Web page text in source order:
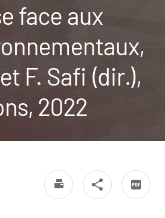
face aux
F. Safi (dir.),
2022